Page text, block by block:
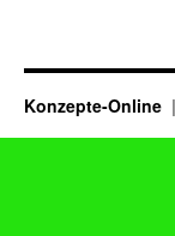
Konzepte-Online